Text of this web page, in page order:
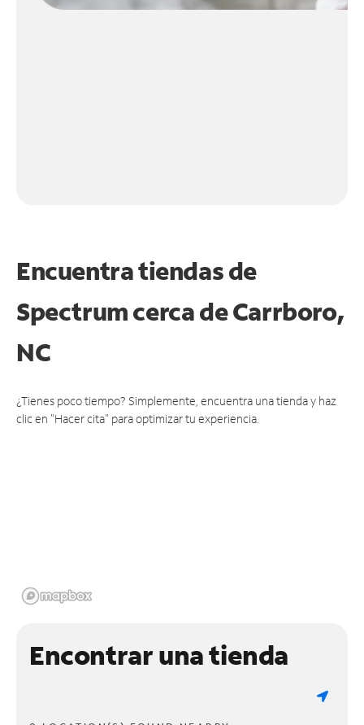
Encuentra tiendas de
Spectrum cerca deCarrboro,
NC
¿Tienes poco tiempo? Simplemente, encuentra una tienda y haz
clic en "Hacer cita" para optimizar tu experiencia.
Encontrar una tienda